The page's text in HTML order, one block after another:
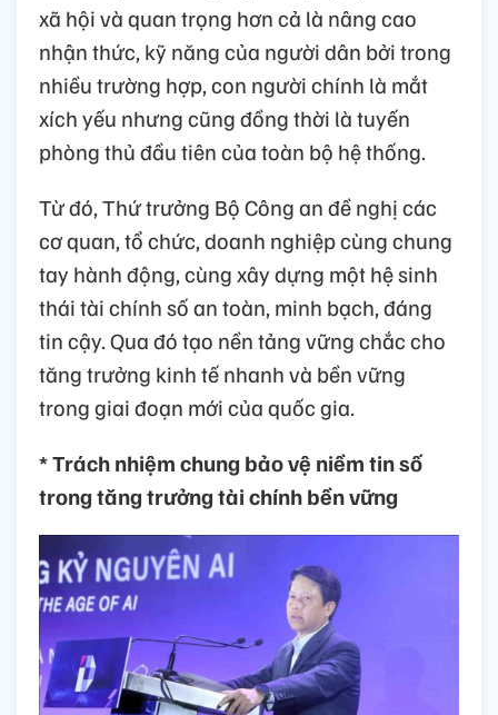
xã hội và quan trọng hơn cả là nâng cao
nhận thức, kỹ năng của người dân bởi trong
nhiều trường hợp, con người chính là mắt
xích yếu nhưng cũng đồng thời là tuyến
phòng thủ đầu tiên của toàn bộ hệ thống.
Từ đó, Thứ trưởng Bộ Công an đề nghị các
cơ quan, tổ chức, doanh nghiệp cùng chung
tay hành động, cùng xây dựng một hệ sinh
thái tài chính số an toàn, minh bạch, đáng
tin cậy. Qua đó tạo nền tảng vững chắc cho
tăng trưởng kinh tế nhanh và bền vững
trong giai đoạn mới của quốc gia.
* Trách nhiệm chung bảo vệ niềm tin số
trong tăng trưởng tài chính bền vững